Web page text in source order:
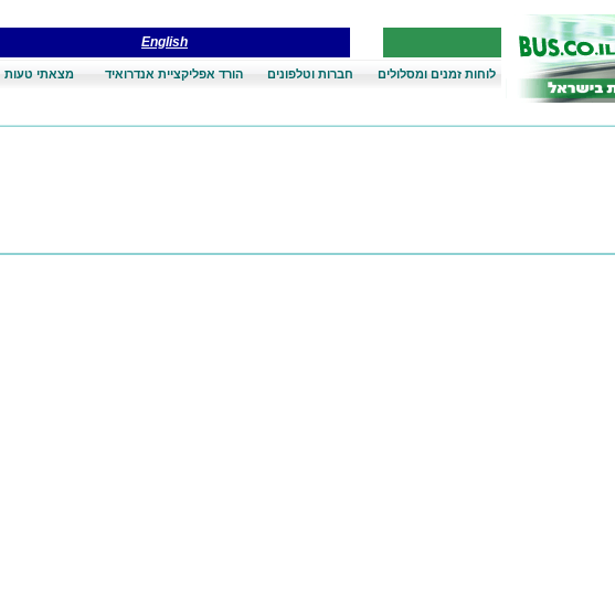
English
לוחות זמנים ומסלולים חברות וטלפונים הורד אפליקציית אנדרואיד מצאתי טעות